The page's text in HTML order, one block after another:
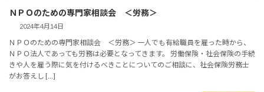
ＮＰＯのための専門家相談会 ＜労務＞
2024年4月14日
ＮＰＯのための専門家相談会 ＜労務＞ 一人でも有給職員を雇った時から、
ＮＰＯ法人であっても労務は必要となってきます。 労働保険・社会保険の手続
きや人を雇う際に気を付けるべきことについてのご相談に、社会保険労務士
がお答えし […]